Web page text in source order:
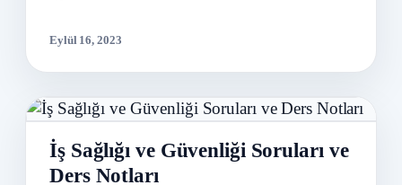
Eylül 16, 2023
İş Sağlığı ve Güvenliği Soruları ve
Ders Notları